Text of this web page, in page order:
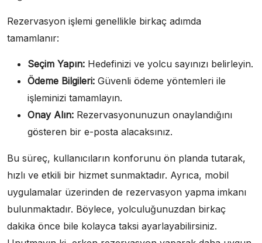
Rezervasyon işlemi genellikle birkaç adımda
tamamlanır:
Seçim Yapın: Hedefinizi ve yolcu sayınızı belirleyin.
Ödeme Bilgileri: Güvenli ödeme yöntemleri ile
işleminizi tamamlayın.
Onay Alın: Rezervasyonunuzun onaylandığını
gösteren bir e-posta alacaksınız.
Bu süreç, kullanıcıların konforunu ön planda tutarak,
hızlı ve etkili bir hizmet sunmaktadır. Ayrıca, mobil
uygulamalar üzerinden de rezervasyon yapma imkanı
bulunmaktadır. Böylece, yolculuğunuzdan birkaç
dakika önce bile kolayca taksi ayarlayabilirsiniz.